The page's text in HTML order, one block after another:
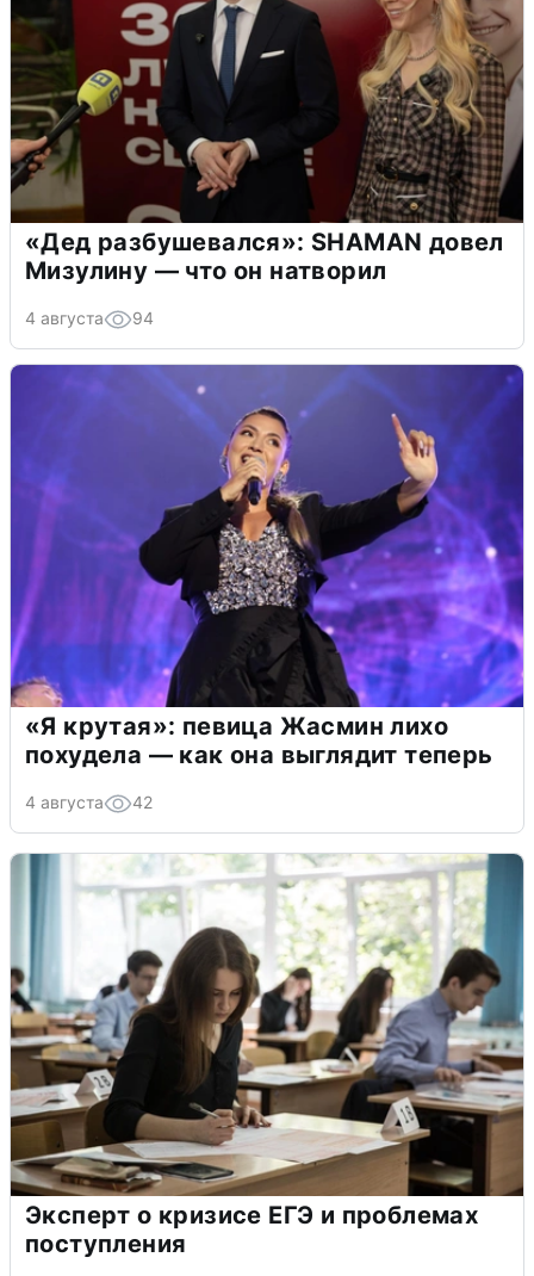
«Дед разбушевался»: SHAMAN довел
Мизулину — что он натворил
4 августа 94
«Я крутая»: певица Жасмин лихо
похудела — как она выглядит теперь
4 августа 42
Эксперт о кризисе ЕГЭ и проблемах
поступления